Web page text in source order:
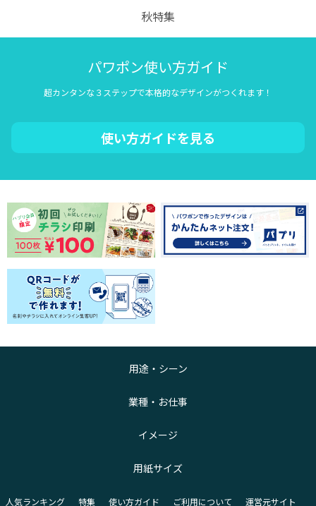
秋特集
パワポン使い方ガイド
超カンタンな３ステップで本格的なデザインがつくれます！
使い方ガイドを見る
用途・シーン
業種・お仕事
イメージ
用紙サイズ
人気ランキング 特集 使い方ガイド ご利用について 運営元サイト